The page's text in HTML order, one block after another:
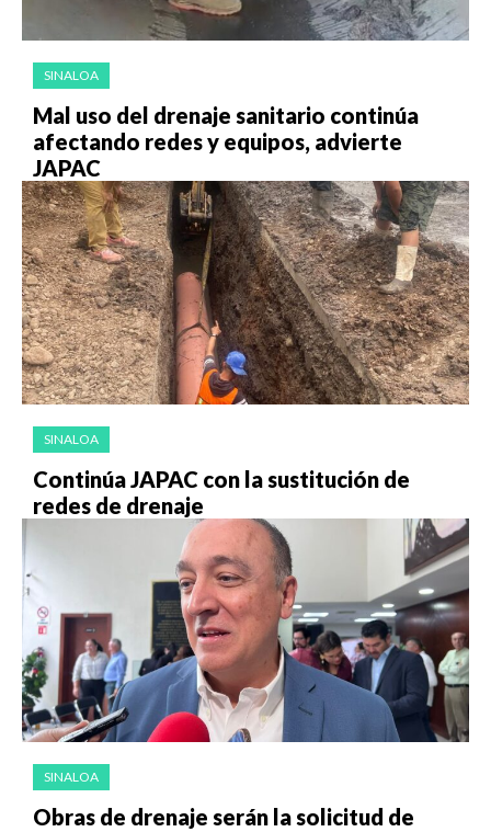
SINALOA
Mal uso del drenaje sanitario continúa
afectando redes y equipos, advierte
JAPAC
SINALOA
Continúa JAPAC con la sustitución de
redes de drenaje
SINALOA
Obras de drenaje serán la solicitud de